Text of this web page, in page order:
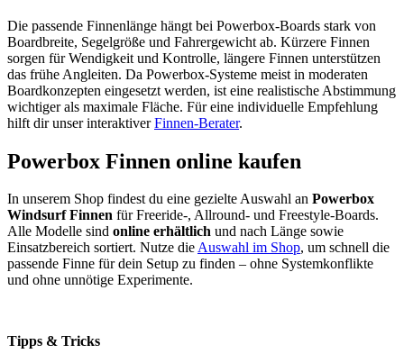
Die passende Finnenlänge hängt bei Powerbox-Boards stark von
Boardbreite, Segelgröße und Fahrergewicht ab. Kürzere Finnen
sorgen für Wendigkeit und Kontrolle, längere Finnen unterstützen
das frühe Angleiten. Da Powerbox-Systeme meist in moderaten
Boardkonzepten eingesetzt werden, ist eine realistische Abstimmung
wichtiger als maximale Fläche. Für eine individuelle Empfehlung
hilft dir unser interaktiverFinnen-Berater.
Powerbox Finnen online kaufen
In unserem Shop findest du eine gezielte Auswahl an Powerbox
Windsurf Finnen für Freeride-, Allround- und Freestyle-Boards.
Alle Modelle sind online erhältlich und nach Länge sowie
Einsatzbereich sortiert. Nutze dieAuswahl im Shop, um schnell die
passende Finne für dein Setup zu finden – ohne Systemkonflikte
und ohne unnötige Experimente.
Tipps & Tricks